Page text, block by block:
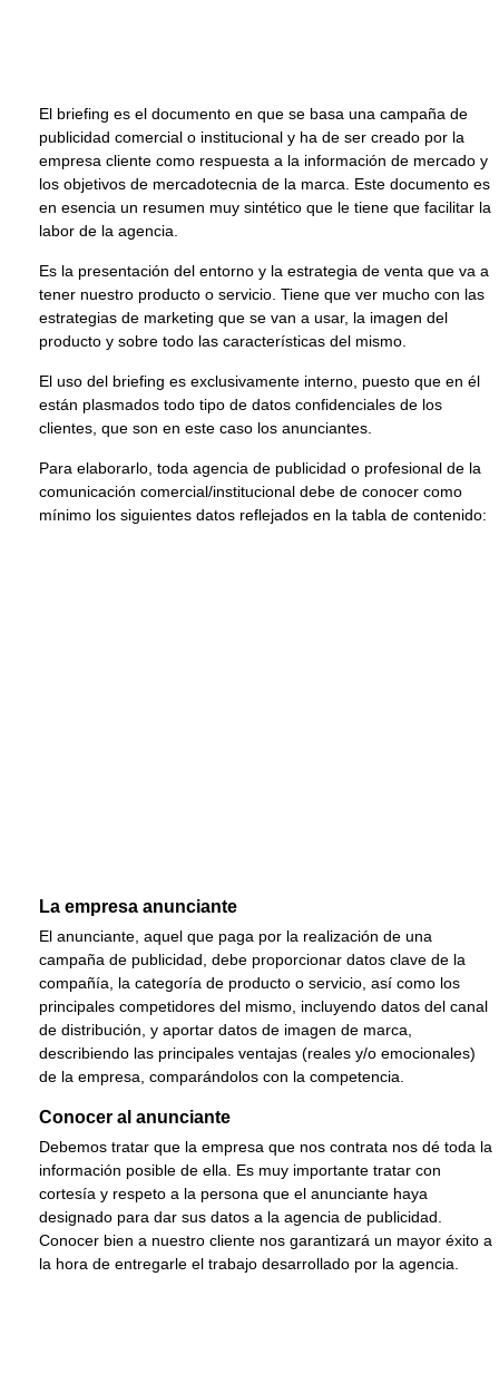
El briefing es el documento en que se basa una campaña de
publicidad comercial o institucional y ha de ser creado por la
empresa cliente como respuesta a la información de mercado y
los objetivos de mercadotecnia de la marca. Este documento es
en esencia un resumen muy sintético que le tiene que facilitar la
labor de la agencia.
Es la presentación del entorno y la estrategia de venta que va a
tener nuestro producto o servicio. Tiene que ver mucho con las
estrategias de marketing que se van a usar, la imagen del
producto y sobre todo las características del mismo.
El uso del briefing es exclusivamente interno, puesto que en él
están plasmados todo tipo de datos confidenciales de los
clientes, que son en este caso los anunciantes.
Para elaborarlo, toda agencia de publicidad o profesional de la
comunicación comercial/institucional debe de conocer como
mínimo los siguientes datos reflejados en la tabla de contenido:
La empresa anunciante
El anunciante, aquel que paga por la realización de una
campaña de publicidad, debe proporcionar datos clave de la
compañía, la categoría de producto o servicio, así como los
principales competidores del mismo, incluyendo datos del canal
de distribución, y aportar datos de imagen de marca,
describiendo las principales ventajas (reales y/o emocionales)
de la empresa, comparándolos con la competencia.
Conocer al anunciante
Debemos tratar que la empresa que nos contrata nos dé toda la
información posible de ella. Es muy importante tratar con
cortesía y respeto a la persona que el anunciante haya
designado para dar sus datos a la agencia de publicidad.
Conocer bien a nuestro cliente nos garantizará un mayor éxito a
la hora de entregarle el trabajo desarrollado por la agencia.